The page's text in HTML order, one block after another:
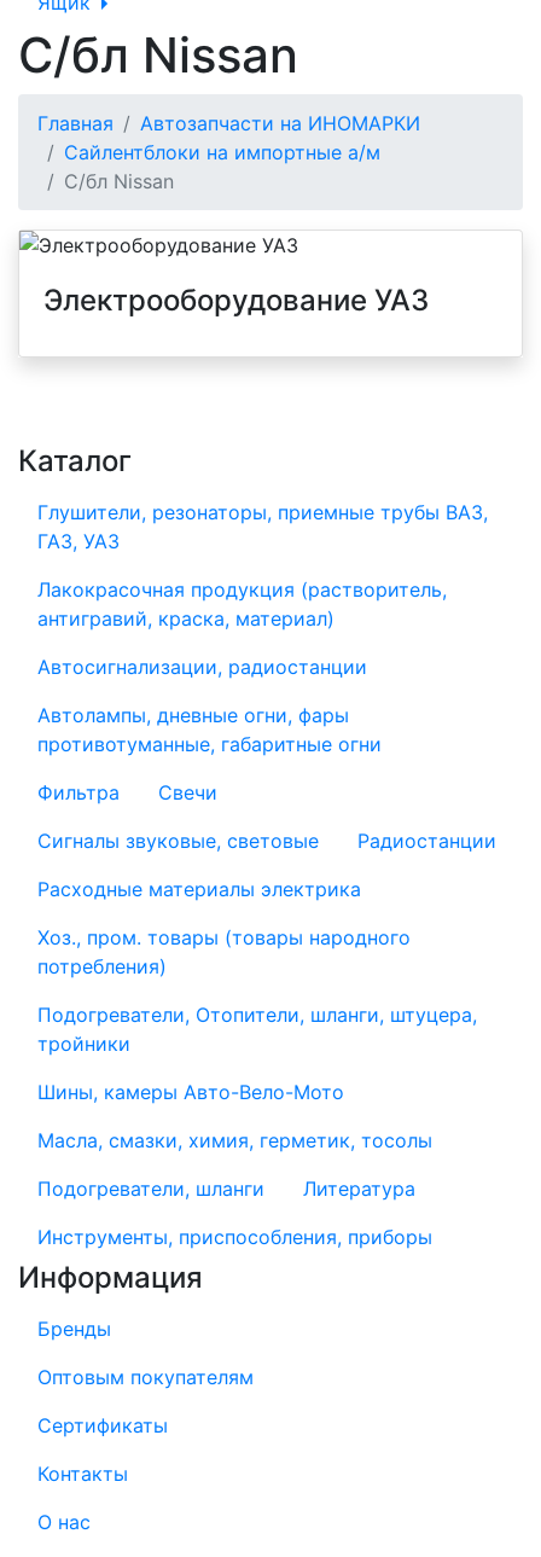
С/бл Nissan
Главная
Автозапчасти на ИНОМАРКИ
Сайлентблоки на импортные а/м
С/бл Nissan
Электрооборудование УАЗ
Каталог
Глушители, резонаторы, приемные трубы ВАЗ,
ГАЗ, УАЗ
Лакокрасочная продукция (растворитель,
антигравий, краска, материал)
Автосигнализации, радиостанции
Автолампы, дневные огни, фары
противотуманные, габаритные огни
Фильтра
Свечи
Сигналы звуковые, световые
Радиостанции
Расходные материалы электрика
Хоз., пром. товары (товары народного
потребления)
Подогреватели, Отопители, шланги, штуцера,
тройники
Шины, камеры Авто-Вело-Мото
Масла, смазки, химия, герметик, тосолы
Подогреватели, шланги
Литература
Инструменты, приспособления, приборы
Информация
Бренды
Оптовым покупателям
Сертификаты
Контакты
О нас